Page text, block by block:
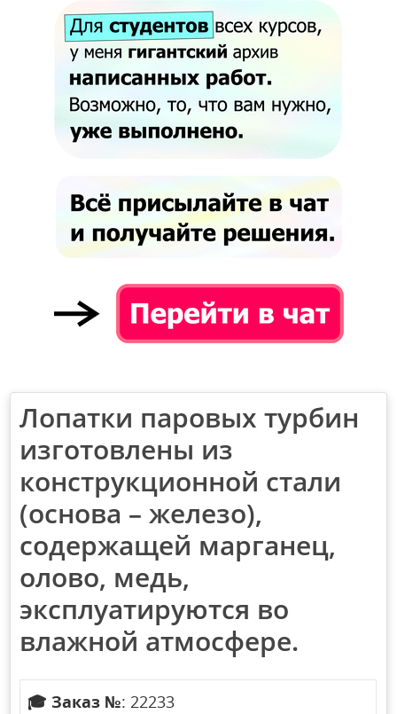
Лопатки паровых турбин
изготовлены из
конструкционной стали
(основа – железо),
содержащей марганец,
олово, медь,
эксплуатируются во
влажной атмосфере.
🎓 Заказ №: 22233